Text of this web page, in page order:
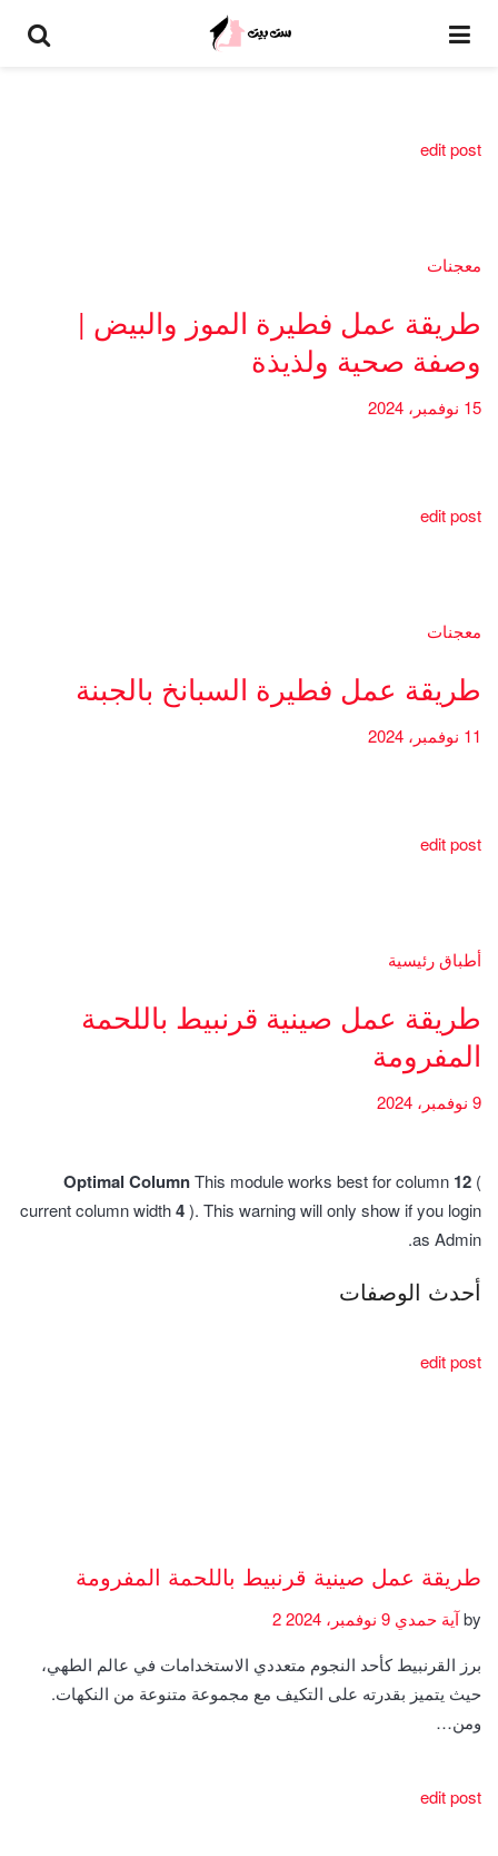
edit post
معجنات
طريقة عمل فطيرة الموز والبيض |
وصفة صحية ولذيذة
15 نوفمبر، 2024
edit post
معجنات
طريقة عمل فطيرة السبانخ بالجبنة
11 نوفمبر، 2024
edit post
أطباق رئيسية
طريقة عمل صينية قرنبيط باللحمة
المفرومة
9 نوفمبر، 2024
Optimal ColumnThis module works best for column 12 (
current column width4). This warning will only show if you login
as Admin.
أحدث الوصفات
edit post
طريقة عمل صينية قرنبيط باللحمة المفرومة
byآية حمدي
برز القرنبيط كأحد النجوم متعددي الاستخدامات في عالم الطهي،
حيث يتميز بقدرته على التكيف مع مجموعة متنوعة من النكهات.
ومن…
edit post